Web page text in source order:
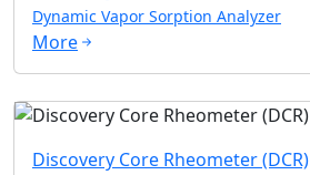
Dynamic Vapor Sorption Analyzer
More
Discovery Core Rheometer (DCR)